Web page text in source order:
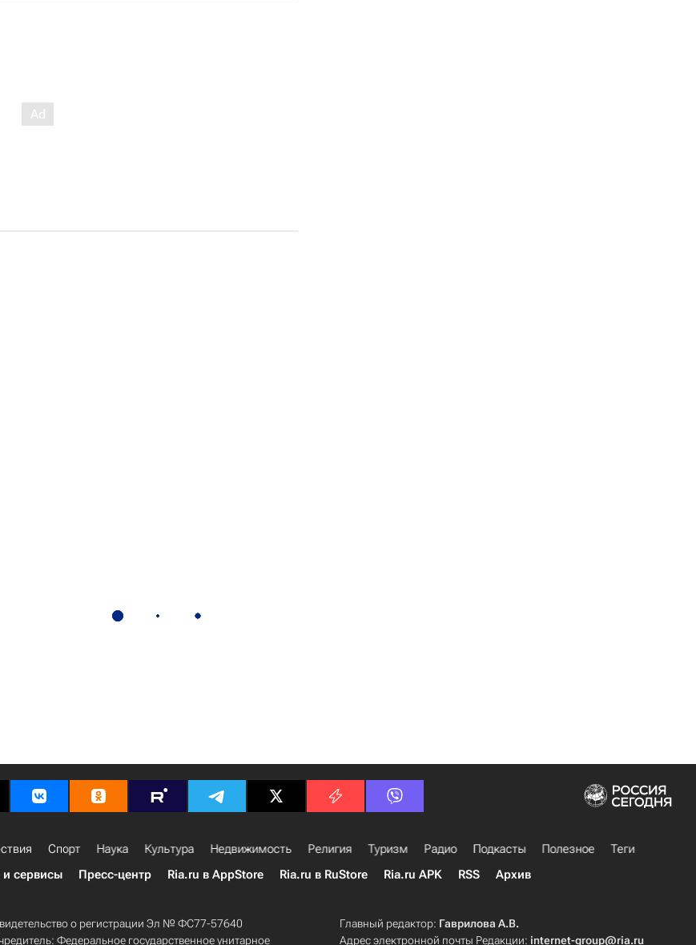
Спорт Наука Культура Недвижимость Религия Туризм Радио Подкасты Полезное
Теги
сервисы Пресс-центр Ria.ru в AppStore Ria.ru в RuStore Ria.ru APK RSS Архив
о регистрации Эл № ФС77-57640
Федеральное государственное унитарное
Главный редактор: Гаврилова А.В.
Адрес электронной почты Редакции:internet-group@ria.ru